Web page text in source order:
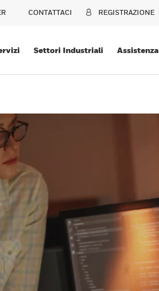
CONTATTACI REGISTRAZIONE
Settori Industriali Assistenza